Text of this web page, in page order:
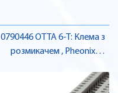
0790446 OTTA 6-T: Клема з
розмикачем , Pheonix